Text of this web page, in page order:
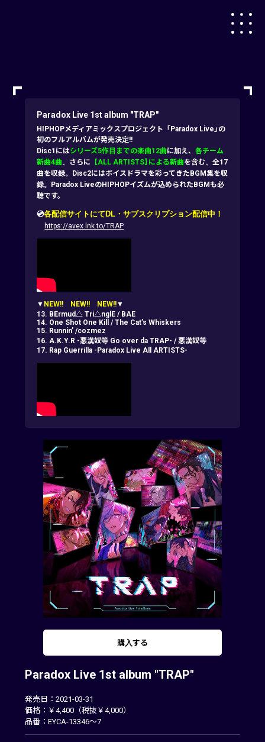
Paradox Live 1st album "TRAP"
HIPHOPメディアミックスプロジェクト「Paradox Live」の
初のフルアルバムが発売決定!!
Disc1にはシリーズ5作目までの楽曲12曲に加え、各チーム
新曲4曲、さらに 【ALL ARTISTS】による新曲を含む、全17
曲を収録。Disc2にはボイスドラマを彩ってきたBGM集を収
録。Paradox LiveのHIPHOPイズムが込められたBGMも必
聴です。
💿各配信サイトにてDL・サブスクリプション配信中！
https://avex.lnk.to/TRAP
▼ NEW!! NEW!! NEW!!▼
13. BErmud△ Tri△nglE / BAE
14. One Shot One Kill / The Cat’s Whiskers
15. Runnin’ /cozmez
16. A.K.Y.R -悪漢奴等 Go over da TRAP- / 悪漢奴等
17. Rap Guerrilla -Paradox Live All ARTISTS-
購入する
Paradox Live 1st album "TRAP"
発売日：2021-03-31
価格：￥4,400（税抜￥4,000）
品番：EYCA-13346～7